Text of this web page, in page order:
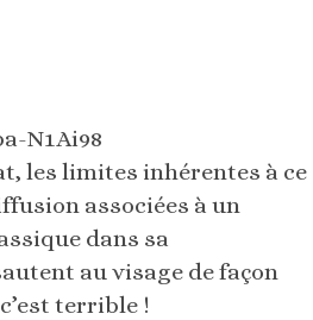
N1Ai98
les limites inhérentes à ce
associées à un
dans sa
au visage de façon
terrible !